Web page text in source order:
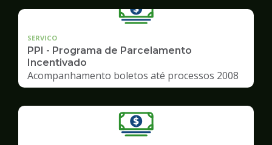
SERVICO
PPI - Programa de Parcelamento
Incentivado
Acompanhamento boletos até processos 2008